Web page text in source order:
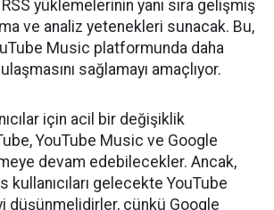
yüklemelerinin yanı sıra gelişmiş
ve analiz yetenekleri sunacak. Bu,
Music platformunda daha
sağlamayı amaçlıyor.
için acil bir değişiklik
YouTube Music ve Google
devam edebilecekler. Ancak,
kullanıcıları gelecekte YouTube
düşünmelidirler, çünkü Google